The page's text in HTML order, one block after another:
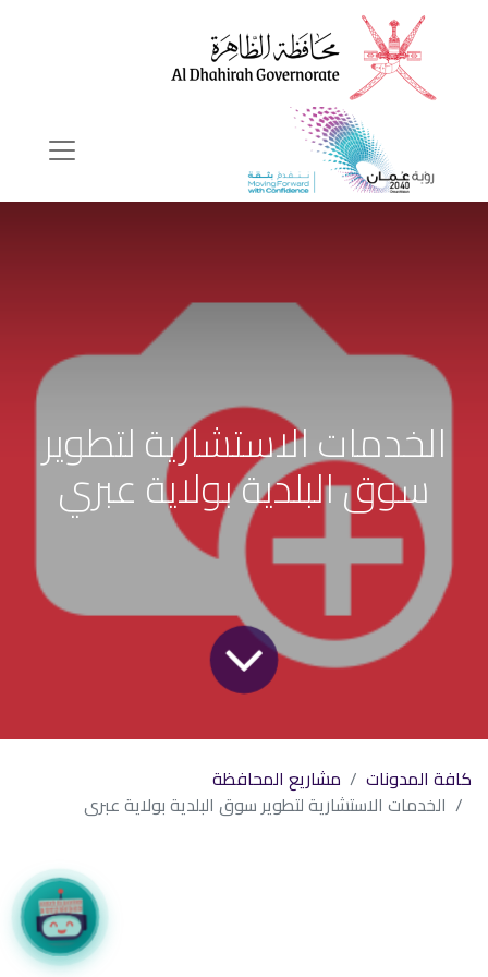
الخدمات الاستشارية لتطوير
سوق البلدية بولاية عبري
كافة المدونات
مشاريع المحافظة
الخدمات الاستشارية لتطوير سوق البلدية بولاية عبري